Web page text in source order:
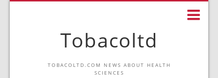
Tobacoltd
TOBACOLTD.COM NEWS ABOUT HEALTH
SCIENCES